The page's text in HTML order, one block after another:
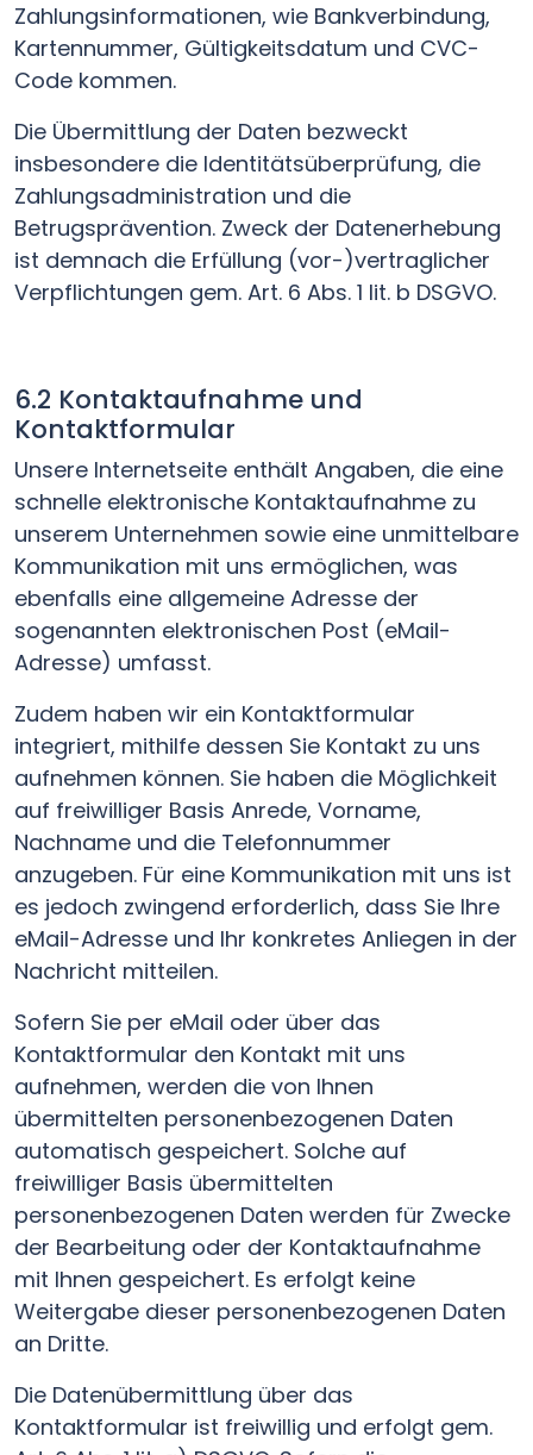
Zahlungsinformationen, wie Bankverbindung,
Kartennummer, Gültigkeitsdatum und CVC-
Code kommen.
Die Übermittlung der Daten bezweckt
insbesondere die Identitätsüberprüfung, die
Zahlungsadministration und die
Betrugsprävention. Zweck der Datenerhebung
ist demnach die Erfüllung (vor-)vertraglicher
Verpflichtungen gem. Art. 6 Abs. 1 lit. b DSGVO.
6.2 Kontaktaufnahme und
Kontaktformular
Unsere Internetseite enthält Angaben, die eine
schnelle elektronische Kontaktaufnahme zu
unserem Unternehmen sowie eine unmittelbare
Kommunikation mit uns ermöglichen, was
ebenfalls eine allgemeine Adresse der
sogenannten elektronischen Post (eMail-
Adresse) umfasst.
Zudem haben wir ein Kontaktformular
integriert, mithilfe dessen Sie Kontakt zu uns
aufnehmen können. Sie haben die Möglichkeit
auf freiwilliger Basis Anrede, Vorname,
Nachname und die Telefonnummer
anzugeben. Für eine Kommunikation mit uns ist
es jedoch zwingend erforderlich, dass Sie Ihre
eMail-Adresse und Ihr konkretes Anliegen in der
Nachricht mitteilen.
Sofern Sie per eMail oder über das
Kontaktformular den Kontakt mit uns
aufnehmen, werden die von Ihnen
übermittelten personenbezogenen Daten
automatisch gespeichert. Solche auf
freiwilliger Basis übermittelten
personenbezogenen Daten werden für Zwecke
der Bearbeitung oder der Kontaktaufnahme
mit Ihnen gespeichert. Es erfolgt keine
Weitergabe dieser personenbezogenen Daten
an Dritte.
Die Datenübermittlung über das
Kontaktformular ist freiwillig und erfolgt gem.